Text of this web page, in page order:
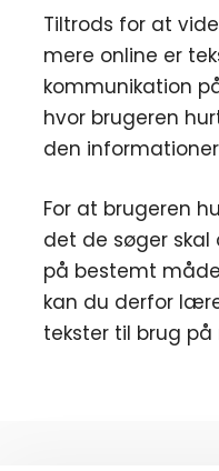
Tiltrods for at
mere online er
kommunikation
hvor brugeren
den
For at brugeren
det de søger
på bestemt
kan du derfor
tekster til brug